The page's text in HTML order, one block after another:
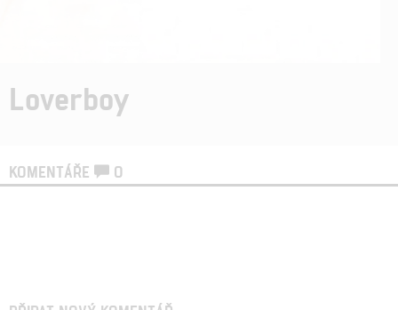
Loverboy
KOMENTÁŘE 0